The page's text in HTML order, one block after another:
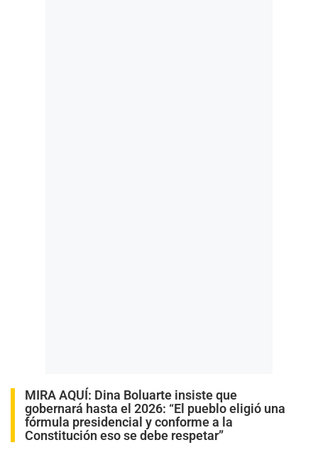
MIRA AQUÍ: Dina Boluarte insiste que
gobernará hasta el 2026: “El pueblo eligió una
fórmula presidencial y conforme a la
Constitución eso se debe respetar”